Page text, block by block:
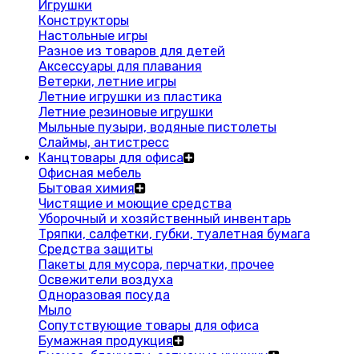
Игрушки
Конструкторы
Настольные игры
Разное из товаров для детей
Аксессуары для плавания
Ветерки, летние игры
Летние игрушки из пластика
Летние резиновые игрушки
Мыльные пузыри, водяные пистолеты
Слаймы, антистресс
Канцтовары для офиса
Офисная мебель
Бытовая химия
Чистящие и моющие средства
Уборочный и хозяйственный инвентарь
Тряпки, салфетки, губки, туалетная бумага
Средства защиты
Пакеты для мусора, перчатки, прочее
Освежители воздуха
Одноразовая посуда
Мыло
Сопутствующие товары для офиса
Бумажная продукция